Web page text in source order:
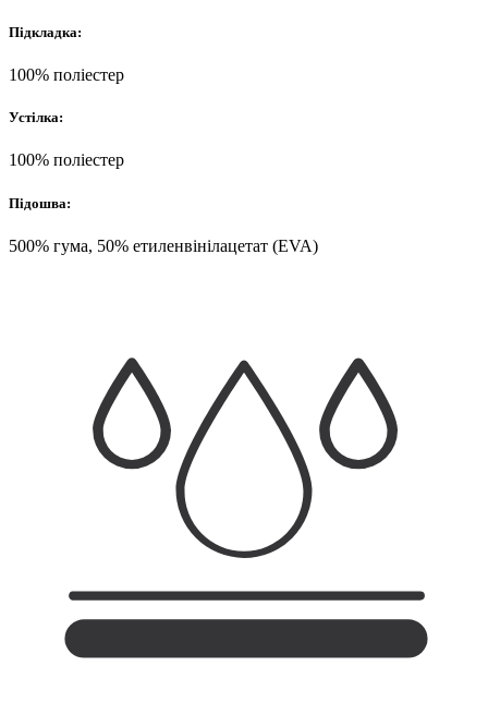
Підкладка:
100% поліестер
Устілка:
100% поліестер
Підошва:
500% гума, 50% етиленвінілацетат (EVA)